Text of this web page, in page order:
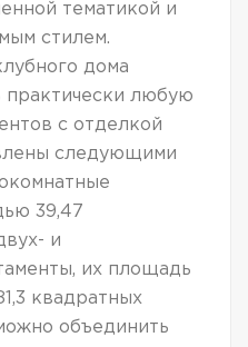
тематикой и
стилем.
дома
практически любую
с отделкой
следующими
39,47
и
их площадь
квадратных
объединить